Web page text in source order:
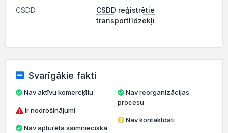
CSDD
CSDD reģistrētie
transportlīdzekļi
Svarīgākie fakti
Nav aktīvu komercķīlu
Ir nodrošinājumi
Nav reorganizācijas
procesu
Nav kontaktdati